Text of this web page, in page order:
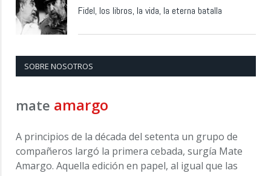
Fidel, los libros, la vida, la eterna batalla
SOBRE NOSOTROS
mate amargo
A principios de la década del setenta un grupo de
compañeros largó la primera cebada, surgía Mate
Amargo. Aquella edición en papel, al igual que las